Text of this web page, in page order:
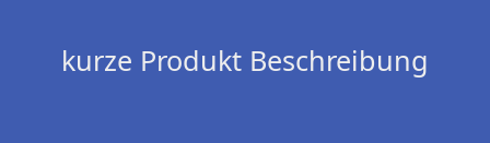
kurze Produkt Beschreibung